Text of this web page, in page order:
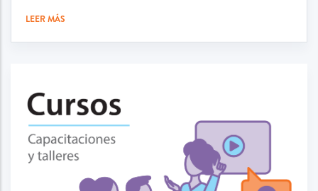
LEER MÁS